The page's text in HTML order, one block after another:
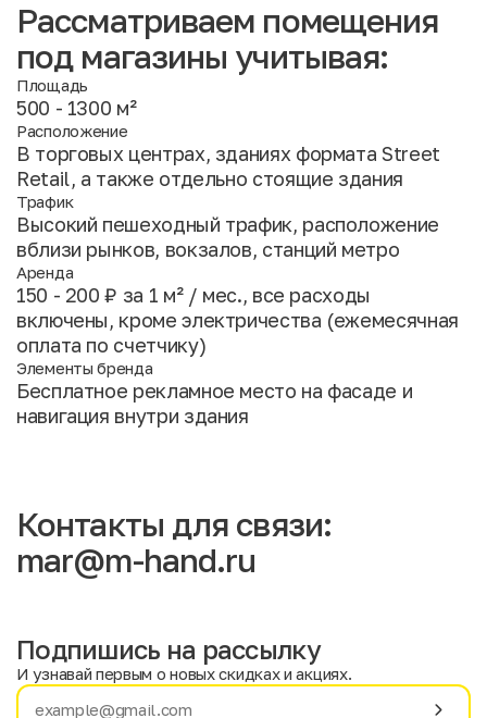
Рассматриваем помещения
под магазины учитывая:
Площадь
500 - 1300 м²
Расположение
В торговых центрах, зданиях формата Street
Retail, а также отдельно стоящие здания
Трафик
Высокий пешеходный трафик, расположение
вблизи рынков, вокзалов, станций метро
Аренда
150 - 200 ₽ за 1 м² / мес., все расходы
включены, кроме электричества (ежемесячная
оплата по счетчику)
Элементы бренда
Бесплатное рекламное место на фасаде и
навигация внутри здания
Контакты для связи:
mar@m-hand.ru
Подпишись на рассылку
И узнавай первым о новых скидках и акциях.